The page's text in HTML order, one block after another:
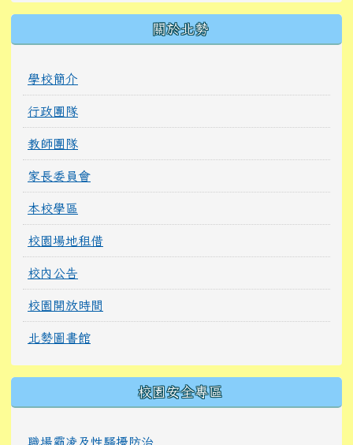
關於北勢
學校簡介
行政團隊
教師團隊
家長委員會
本校學區
校園場地租借
校內公告
校園開放時間
北勢圖書館
校園安全專區
職場霸凌及性騷擾防治